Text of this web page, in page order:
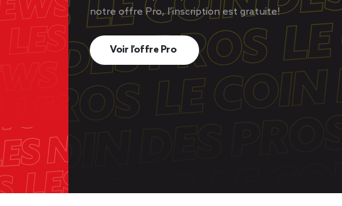
notre offre Pro, l’inscription est gratuite!
Voir l’offre Pro